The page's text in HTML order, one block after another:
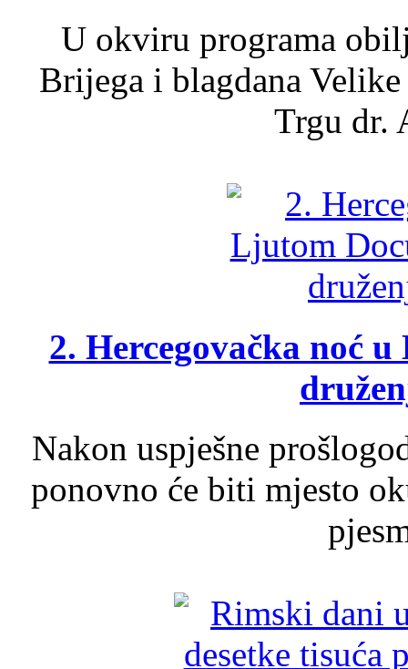
U okviru programa
Brijega i blagdana
Trgu dr.
2. Hercegovačka noć
Nakon uspješne
ponovno će biti mjesto